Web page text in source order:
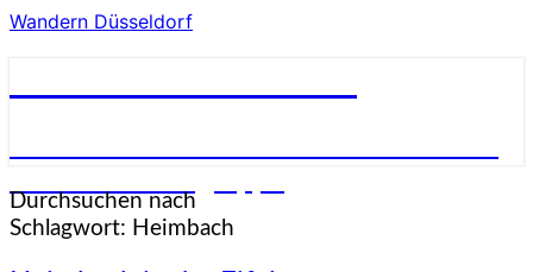
Wandern Düsseldorf
Durchsuchen nach
Schlagwort: Heimbach